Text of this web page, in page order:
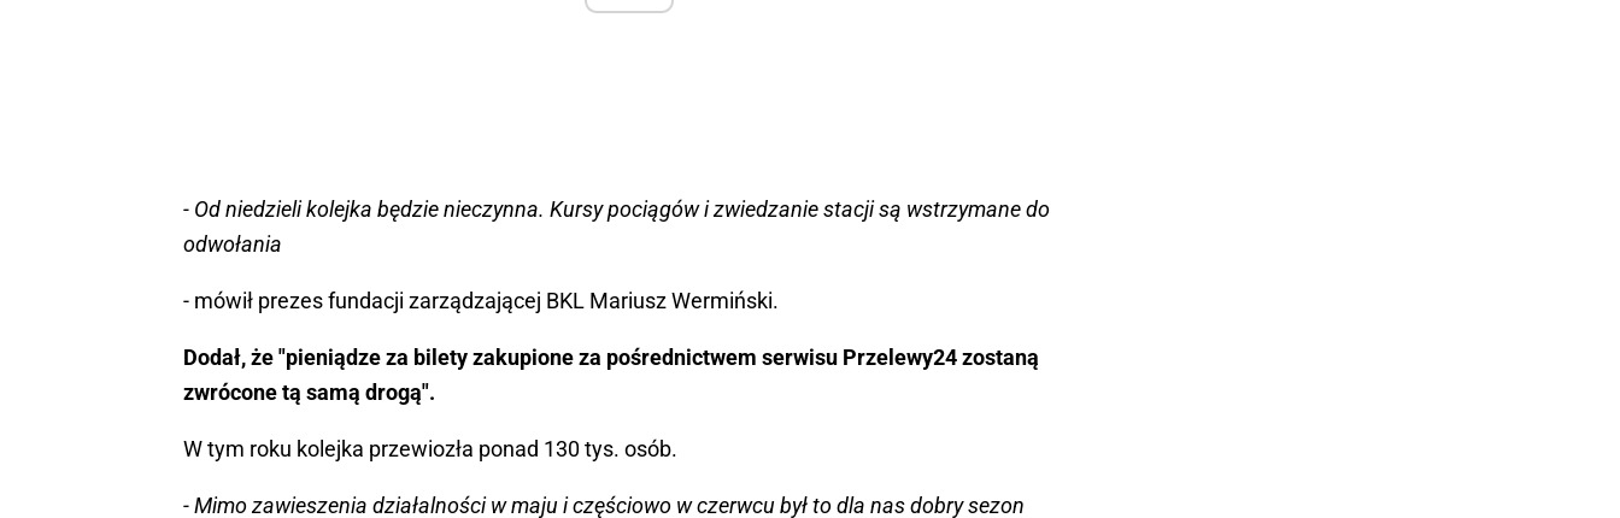
- Od niedzieli kolejka będzie nieczynna. Kursy pociągów i zwiedzanie stacji są wstrzymane do
odwołania
- mówił prezes fundacji zarządzającej BKL Mariusz Wermiński.
Dodał, że "pieniądze za bilety zakupione za pośrednictwem serwisu Przelewy24 zostaną
zwrócone tą samą drogą".
W tym roku kolejka przewiozła ponad 130 tys. osób.
- Mimo zawieszenia działalności w maju i częściowo w czerwcu był to dla nas dobry sezon